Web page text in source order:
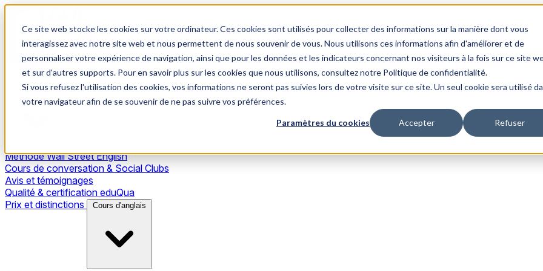
Ce site web stocke les cookies sur votre ordinateur. Ces cookies sont utilisés pour collecter des informations sur la manière dont vous
interagissez avec notre site web et nous permettent de nous souvenir de vous. Nous utilisons ces informations afin d'améliorer et de
personnaliser votre expérience de navigation, ainsi que pour les données et les indicateurs concernant nos visiteurs à la fois sur ce site
et sur d'autres supports. Pour en savoir plus sur les cookies que nous utilisons, consultez notre Politique de confidentialité.
Si vous refusez l'utilisation des cookies, vos informations ne seront pas suivies lors de votre visite sur ce site. Un seul cookie sera utilisé
votre navigateur afin de se souvenir de ne pas suivre vos préférences.
Paramètres du cookies Accepter Refuser
Notre méthode
Méthode Wall Street English
Cours de conversation & Social Clubs
Avis et témoignages
Qualité & certification eduQua
Prix et distinctions
Cours d'anglais